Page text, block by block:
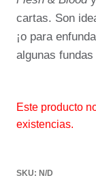
cartas. Son
¡o para
algunas
Este producto
existencias.
SKU: N/D